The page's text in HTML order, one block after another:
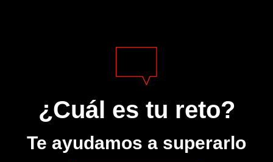
¿Cuál es tu reto?
Te ayudamos a superarlo